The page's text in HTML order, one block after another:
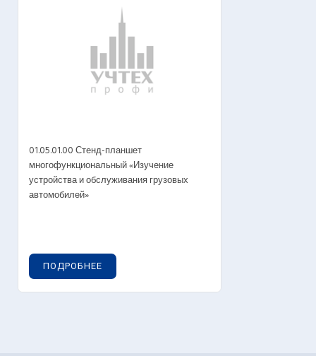
01.05.01.00 Стенд-планшет
многофункциональный «Изучение
устройства и обслуживания грузовых
автомобилей»
ПОДРОБНЕЕ